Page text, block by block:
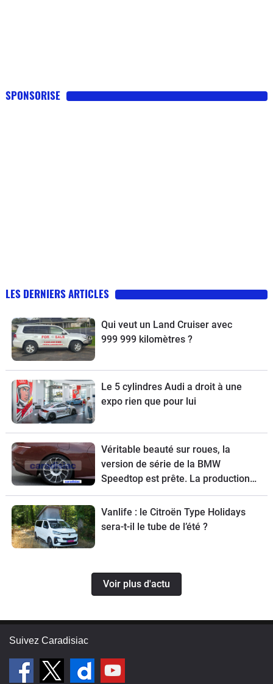
SPONSORISE
LES DERNIERS ARTICLES
Qui veut un Land Cruiser avec
999 999 kilomètres ?
Le 5 cylindres Audi a droit à une
expo rien que pour lui
Véritable beauté sur roues, la
version de série de la BMW
Speedtop est prête. La production
de ce break de chasse sera limitée à
70 exemplaires.
Vanlife : le Citroën Type Holidays
sera-t-il le tube de l’été ?
Voir plus d'actu
Suivez Caradisiac